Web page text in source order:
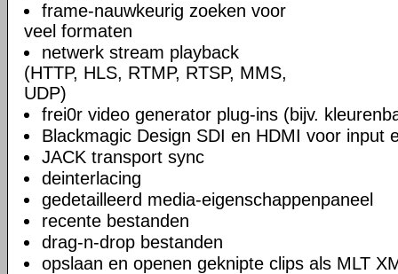
frame-nauwkeurig zoeken voor
veel formaten
netwerk stream playback
(HTTP, HLS, RTMP, RTSP, MMS,
UDP)
frei0r video generator plug-ins (bijv.
Blackmagic Design SDI en HDMI voor input
JACK transport sync
deinterlacing
gedetailleerd media-eigenschappenpaneel
recente bestanden
drag-n-drop bestanden
opslaan en openen geknipte clips als MLT